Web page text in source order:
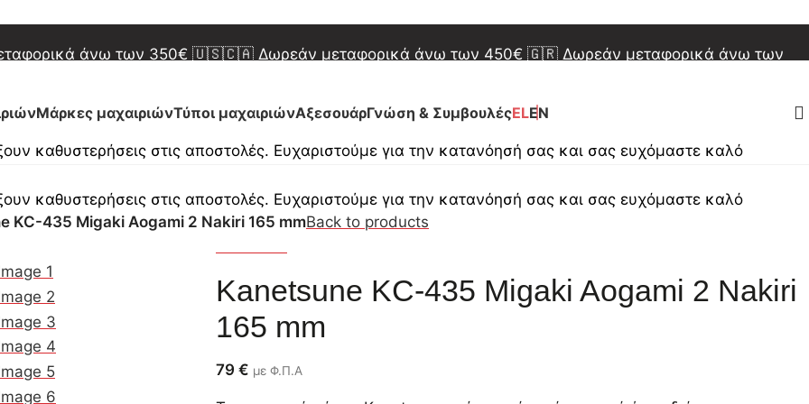
άνω των 350€ 🇺🇸🇨🇦 Δωρεάν μεταφορικά άνω των 450€ 🇬🇷 Δωρεάν μεταφορικά άνω των
Μάρκες μαχαιριώνΤύποι μαχαιριώνΑξεσουάρΓνώση & Συμβουλές EN
EL
καθυστερήσεις στις αποστολές. Ευχαριστούμε για την κατανόησή σας και σας ευχόμαστε καλό
καθυστερήσεις στις αποστολές. Ευχαριστούμε για την κατανόησή σας και σας ευχόμαστε καλό
KC-435 Migaki Aogami 2 Nakiri 165 mmBack to products
Kanetsune KC-435 Migaki Aogami 2 Nakiri
165 mm
79 € με Φ.Π.Α